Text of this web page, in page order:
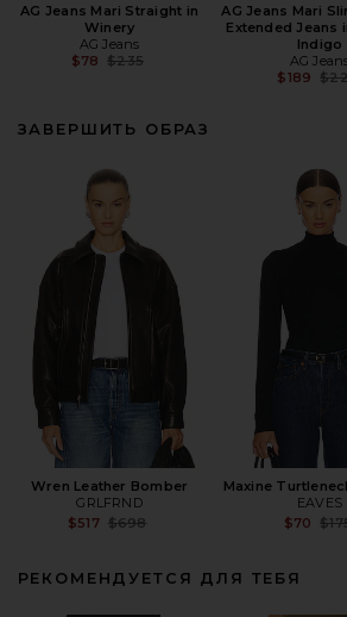
AG Jeans Mari Straight in
Winery
AG Jeans
$78 Previous price:
$235
AG Jeans Mari
Extended Jeans
Indigo
AG
$189
ЗАВЕРШИТЬ ОБРАЗ
Wren Leather Bomber
GRLFRND
$517 Previous price:
$698
Maxine
EAVES
$70
РЕКОМЕНДУЕТСЯ ДЛЯ ТЕБЯ